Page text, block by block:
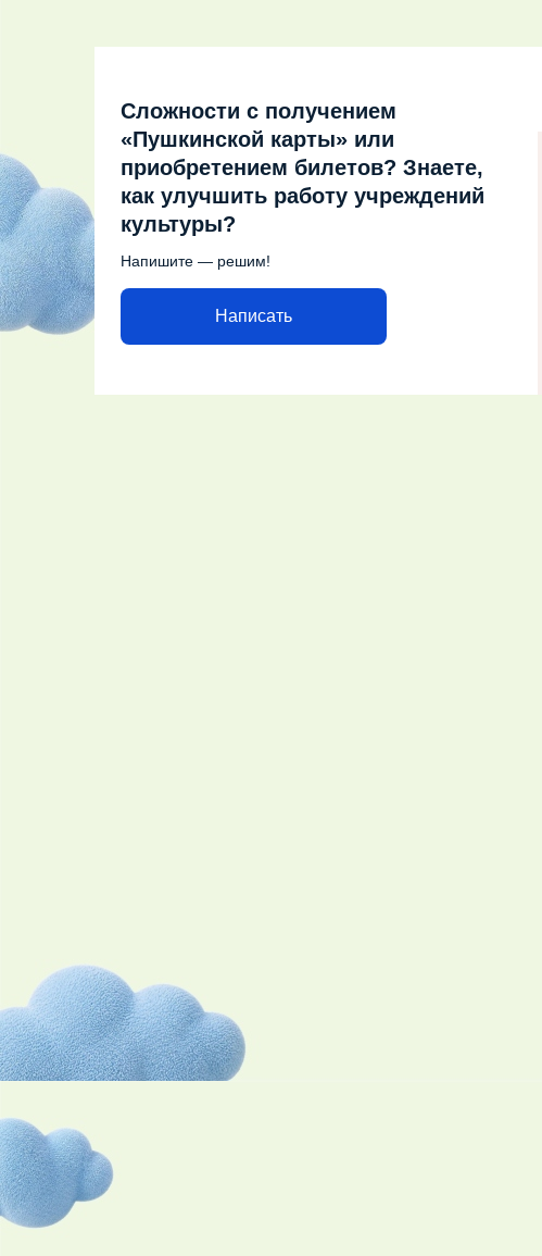
Сложности с получением
«Пушкинской карты» или
приобретением билетов? Знаете,
как улучшить работу учреждений
культуры?
Напишите — решим!
Написать